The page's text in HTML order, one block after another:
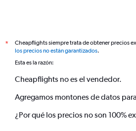
*
Cheapflights siempre trata de obtener precios
los precios no están garantizados.
Esta es la razón:
Cheapflights no es el vendedor.
Agregamos montones de datos
¿Por qué los precios no son 100%